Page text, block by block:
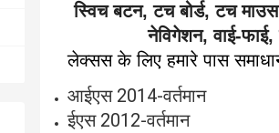
स्विच बटन, टच बोर्ड, टच
नेविगेशन, वाई-
लेक्सस के लिए हमारे पास
आईएस 2014-वर्तमान
ईएस 2012-वर्तमान